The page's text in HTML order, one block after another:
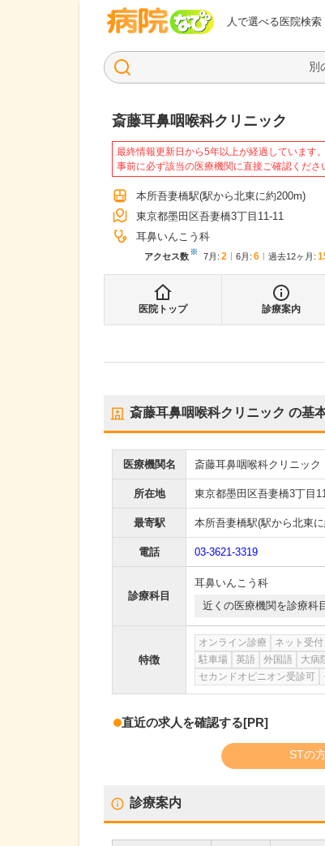
人で選べる医院検索
病院なび
斎藤耳鼻咽喉科クリニック
最終情報更新日から5年以上が経過しています。
事前に必ず該当の医療機関に直接ご確認くださ
本所吾妻橋駅(駅から北東に約200m)
東京都墨田区吾妻橋3丁目11-11
耳鼻いんこう科
アクセス数※ 7月 : 2 6月 : 6 過去12ヶ月:
医院トップ 診療案内
斎藤耳鼻咽喉科クリニック の基
医療機関名 斎藤耳鼻咽喉科クリニック
所在地 東京都墨田区吾妻橋3丁目
最寄駅 本所吾妻橋駅(駅から北東
電話 03-3621-3319
診療科目
耳鼻いんこう科
近くの医療機関を診療科
特徴
オンライン診療 ネット受付
駐車場
英語 外国語 大病
セカンドオピニオン受診可
直近の求人を確認する[PR]
STの
診療案内